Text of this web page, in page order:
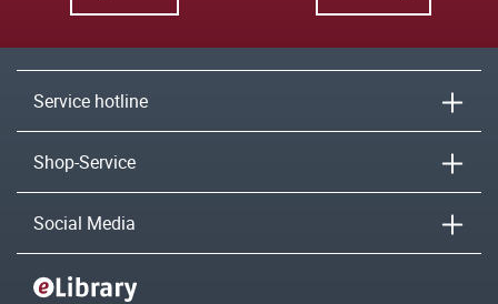
Service hotline
Shop-Service
Social Media